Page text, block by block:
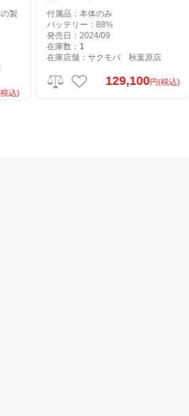
付属品：本体のみ
バッテリー：88%
発売日：2024/09
在庫数：1
在庫店舗：サクモバ 秋葉原店
129,100円(税込)